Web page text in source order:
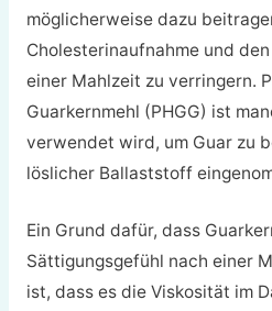
möglicherweise dazu
Cholesterinaufnahme und
einer Mahlzeit zu verringern.
Guarkernmehl (PHGG) ist
verwendet wird, um Guar zu
löslicher Ballaststoff
Ein Grund dafür, dass
Sättigungsgefühl nach einer
ist, dass es die Viskosität im